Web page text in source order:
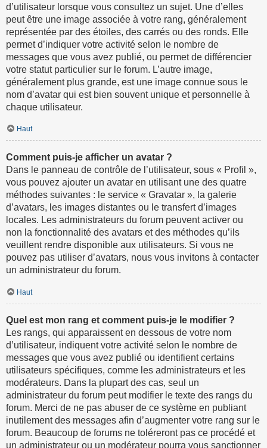
d’utilisateur lorsque vous consultez un sujet. Une d’elles
peut être une image associée à votre rang, généralement
représentée par des étoiles, des carrés ou des ronds. Elle
permet d’indiquer votre activité selon le nombre de
messages que vous avez publié, ou permet de différencier
votre statut particulier sur le forum. L’autre image,
généralement plus grande, est une image connue sous le
nom d’avatar qui est bien souvent unique et personnelle à
chaque utilisateur.
Haut
Comment puis-je afficher un avatar ?
Dans le panneau de contrôle de l’utilisateur, sous « Profil »,
vous pouvez ajouter un avatar en utilisant une des quatre
méthodes suivantes : le service « Gravatar », la galerie
d’avatars, les images distantes ou le transfert d’images
locales. Les administrateurs du forum peuvent activer ou
non la fonctionnalité des avatars et des méthodes qu’ils
veuillent rendre disponible aux utilisateurs. Si vous ne
pouvez pas utiliser d’avatars, nous vous invitons à contacter
un administrateur du forum.
Haut
Quel est mon rang et comment puis-je le modifier ?
Les rangs, qui apparaissent en dessous de votre nom
d’utilisateur, indiquent votre activité selon le nombre de
messages que vous avez publié ou identifient certains
utilisateurs spécifiques, comme les administrateurs et les
modérateurs. Dans la plupart des cas, seul un
administrateur du forum peut modifier le texte des rangs du
forum. Merci de ne pas abuser de ce système en publiant
inutilement des messages afin d’augmenter votre rang sur le
forum. Beaucoup de forums ne toléreront pas ce procédé et
un administrateur ou un modérateur pourra vous sanctionner